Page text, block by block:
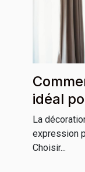
idéal
pièce
La
expression
Choisir...